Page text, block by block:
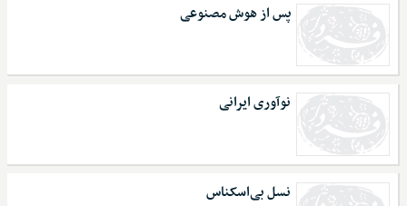
پس از هوش مصنوعی
نوآوری ایرانی
نسل بی‌اسکناس